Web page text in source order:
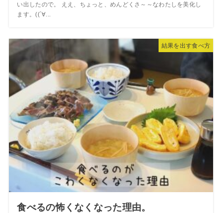
い出したので。 ええ、ちょっと、めんどくさ～～なわたしを美化し
ます。((´∀...
結果を出す食べ方
食べるの怖くなくなった理由。